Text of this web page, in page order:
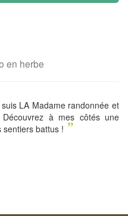
en herbe
LA Madame randonnée et
à mes côtés une
sentiers battus ! ”